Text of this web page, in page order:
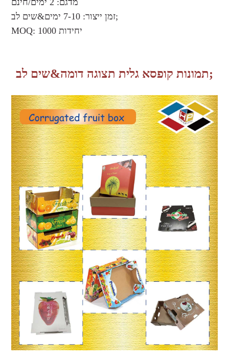
מדגם: 2 ימים/חינם
זמן ייצור: 7-10 ימים&שים לב;
MOQ: 1000 יחידות
תמונות קופסא גלית תצוגה דומה&שים לב;